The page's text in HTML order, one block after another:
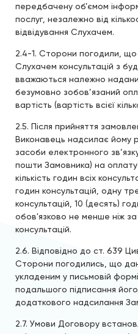
передбачену об’ємом
послуг, незалежно від
відвідування Слухачем.
2.4-1. Сторони погодили, що
Слухачем консультацій з
вважаються належно
безумовно зобов’язаний
вартість (вартість всієї
2.5. Після прийняття
Виконавець надсилає йому
засоби електронного
пошти Замовника) на
кількість годин всіх
годин консультацій, одну
консультацій, 10 (десять)
обов'язково не менше ніж
консультацій.
2.6. Відповідно до ст. 639
Сторони погодились, що
укладеним у письмовій
подальшого підписання
додаткового надсилання
2.7. Умови Договору